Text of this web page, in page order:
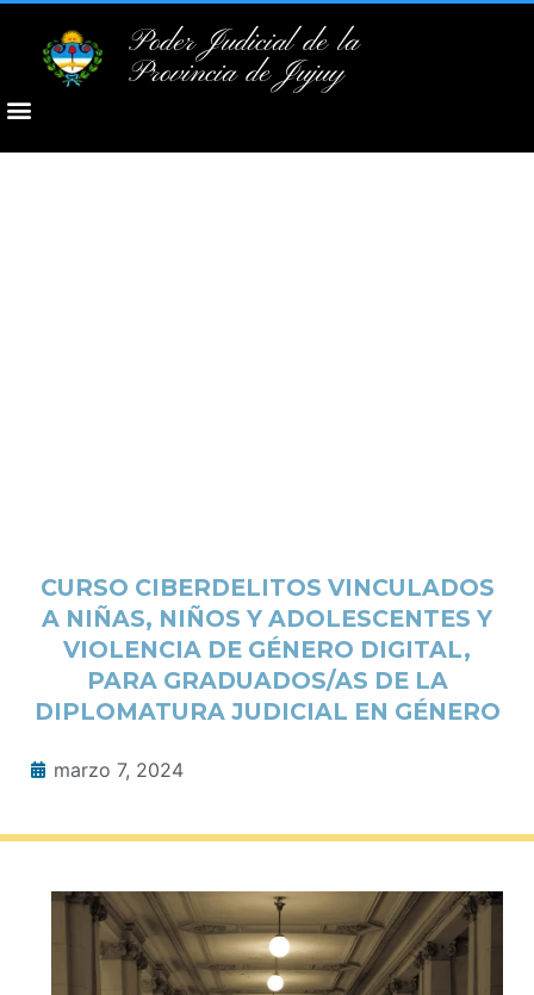
Poder Judicial de la
Provincia de Jujuy
CURSO CIBERDELITOS VINCULADOS
A NIÑAS, NIÑOS Y ADOLESCENTES Y
VIOLENCIA DE GÉNERO DIGITAL,
PARA GRADUADOS/AS DE LA
DIPLOMATURA JUDICIAL EN GÉNERO
marzo 7, 2024